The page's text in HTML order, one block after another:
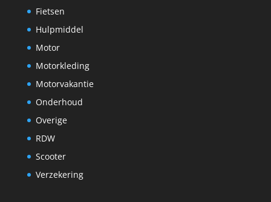
Fietsen
Hulpmiddel
Motor
Motorkleding
Motorvakantie
Onderhoud
Overige
RDW
Scooter
Verzekering